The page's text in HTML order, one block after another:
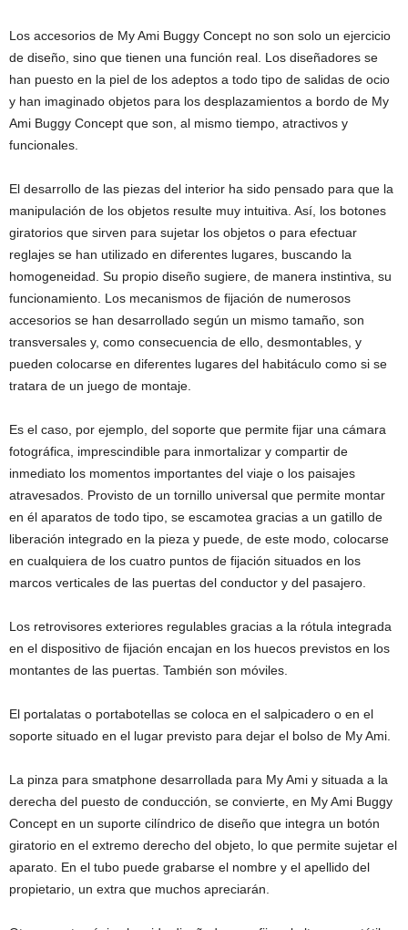
Los accesorios de My Ami Buggy Concept no son solo un ejercicio
de diseño, sino que tienen una función real. Los diseñadores se
han puesto en la piel de los adeptos a todo tipo de salidas de ocio
y han imaginado objetos para los desplazamientos a bordo de My
Ami Buggy Concept que son, al mismo tiempo, atractivos y
funcionales.
El desarrollo de las piezas del interior ha sido pensado para que la
manipulación de los objetos resulte muy intuitiva. Así, los botones
giratorios que sirven para sujetar los objetos o para efectuar
reglajes se han utilizado en diferentes lugares, buscando la
homogeneidad. Su propio diseño sugiere, de manera instintiva, su
funcionamiento. Los mecanismos de fijación de numerosos
accesorios se han desarrollado según un mismo tamaño, son
transversales y, como consecuencia de ello, desmontables, y
pueden colocarse en diferentes lugares del habitáculo como si se
tratara de un juego de montaje.
Es el caso, por ejemplo, del soporte que permite fijar una cámara
fotográfica, imprescindible para inmortalizar y compartir de
inmediato los momentos importantes del viaje o los paisajes
atravesados. Provisto de un tornillo universal que permite montar
en él aparatos de todo tipo, se escamotea gracias a un gatillo de
liberación integrado en la pieza y puede, de este modo, colocarse
en cualquiera de los cuatro puntos de fijación situados en los
marcos verticales de las puertas del conductor y del pasajero.
Los retrovisores exteriores regulables gracias a la rótula integrada
en el dispositivo de fijación encajan en los huecos previstos en los
montantes de las puertas. También son móviles.
El portalatas o portabotellas se coloca en el salpicadero o en el
soporte situado en el lugar previsto para dejar el bolso de My Ami.
La pinza para smatphone desarrollada para My Ami y situada a la
derecha del puesto de conducción, se convierte, en My Ami Buggy
Concept en un suporte cilíndrico de diseño que integra un botón
giratorio en el extremo derecho del objeto, lo que permite sujetar el
aparato. En el tubo puede grabarse el nombre y el apellido del
propietario, un extra que muchos apreciarán.